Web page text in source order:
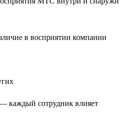
в восприятии компании
каждый сотрудник влияет